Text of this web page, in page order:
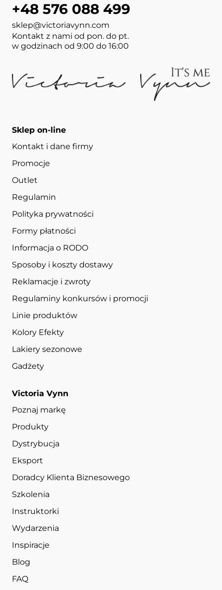
+48 576 088 499
sklep@victoriavynn.com
Kontakt z nami od pon. do pt.
w godzinach od 9:00 do 16:00
Sklep on-line
Kontakt i dane firmy
Promocje
Outlet
Regulamin
Polityka prywatności
Formy płatności
Informacja o RODO
Sposoby i koszty dostawy
Reklamacje i zwroty
Regulaminy konkursów i promocji
Linie produktów
Kolory Efekty
Lakiery sezonowe
Gadżety
Victoria Vynn
Poznaj markę
Produkty
Dystrybucja
Eksport
Doradcy Klienta Biznesowego
Szkolenia
Instruktorki
Wydarzenia
Inspiracje
Blog
FAQ